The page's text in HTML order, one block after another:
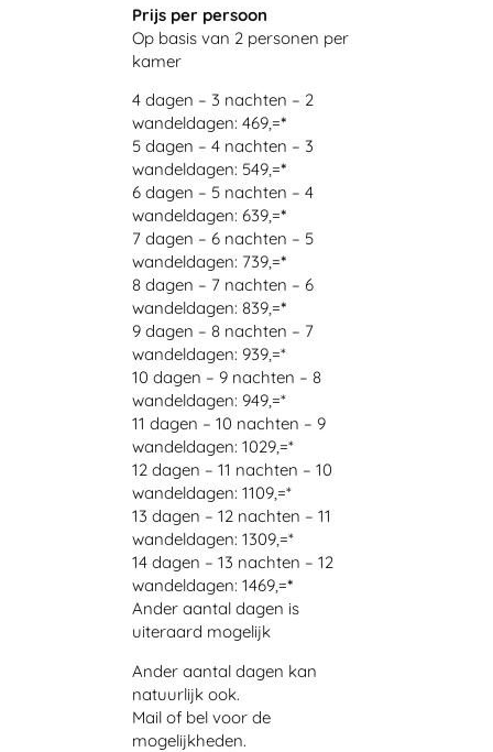
Prijs per persoon
Op basis van 2 personen per
kamer
4 dagen – 3 nachten – 2
wandeldagen: 469,=*
5 dagen – 4 nachten – 3
wandeldagen: 549,=*
6 dagen – 5 nachten – 4
wandeldagen: 639,=*
7 dagen – 6 nachten – 5
wandeldagen: 739,=*
8 dagen – 7 nachten – 6
wandeldagen: 839,=*
9 dagen – 8 nachten – 7
wandeldagen: 939,=*
10 dagen – 9 nachten – 8
wandeldagen: 949,=*
11 dagen – 10 nachten – 9
wandeldagen: 1029,=*
12 dagen – 11 nachten – 10
wandeldagen: 1109,=*
13 dagen – 12 nachten – 11
wandeldagen: 1309,=*
14 dagen – 13 nachten – 12
wandeldagen: 1469,=*
Ander aantal dagen is
uiteraard mogelijk
Ander aantal dagen kan
natuurlijk ook.
Mail of bel voor de
mogelijkheden.